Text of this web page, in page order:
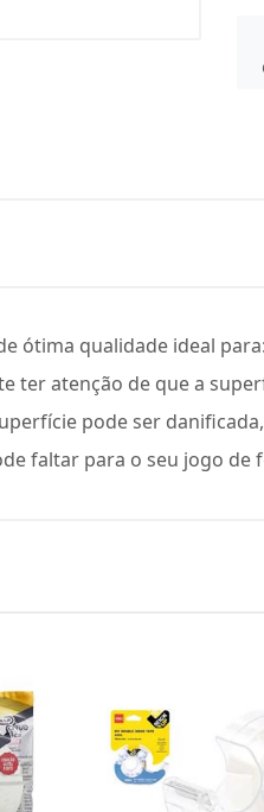
ótima qualidade ideal
ter atenção de que a
pode ser
faltar para o seu jogo de